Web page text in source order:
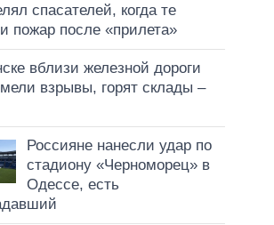
спасателей, когда те
пожар после «прилета»
вблизи железной дороги
взрывы, горят склады –
Россияне нанесли удар по
стадиону «Черноморец» в
Одессе, есть